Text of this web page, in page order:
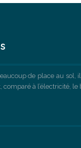
de place au
comparé à l’électricité,